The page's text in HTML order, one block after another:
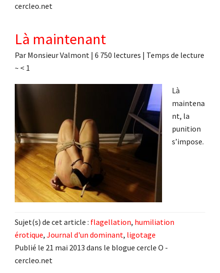
cercleo.net
Là maintenant
Par Monsieur Valmont | 6 750 lectures | Temps de lecture
~ < 1
Là
maintena
nt, la
punition
s’impose.
Sujet(s) de cet article : flagellation, humiliation
érotique, Journal d'un dominant, ligotage
Publié le 21 mai 2013 dans le blogue cercle O -
cercleo.net